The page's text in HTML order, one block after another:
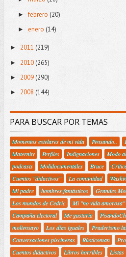
►febrero (20)
► enero (14)
► 2011 (219)
► 2010(265)
► 2009 (290)
► 2008 (144)
PARA BUSCAR POR TEMAS
Momentos estelares de mi vida Pensando..
Maternity
Perfiles Indignaciones Modo
podcasts
Molidocumentales Bruce
Cuentos "didactivos"
La comunidad
Mi padre
hombres fantásticos
Grandes
Los mundos de Cedric
Mi "no vida amorosa"
Campaña electoral
Me gustaría
moliensayo
Los días iguales Praderismo
Conversaciones piscineras
Rústicoman
Cuentos didactivos
Libros horribles Listas